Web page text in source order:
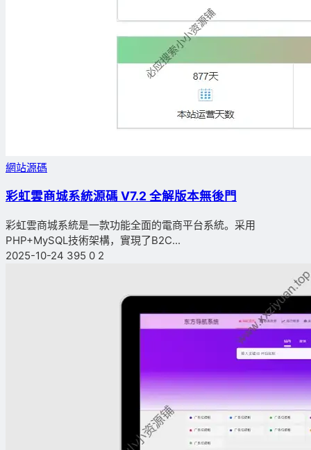
網站源碼
彩虹雲商城系統源碼 V7.2 全解版本無後門
彩虹雲商城系統是一款功能全面的電商平台系統。采用
PHP+MySQL技術架構，實現了B2C...
2025-10-24 395 0 2